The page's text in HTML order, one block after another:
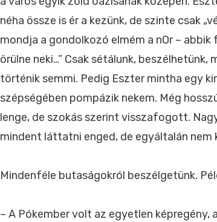
néha össze is ér a kezünk, de szinte csak
mondja a gondolkozó elmém a nOr –
örülne neki…” Csak sétálunk, beszélhetünk,
történik semmi. Pedig Eszter mintha egy
szépségében pompázik nekem. Még
lenge, de szokás szerint visszafogott.
mindent láttatni enged, de egyáltalán nem
Mindenféle butaságokról beszélgetünk.
– A Pókember volt az egyetlen képregény,